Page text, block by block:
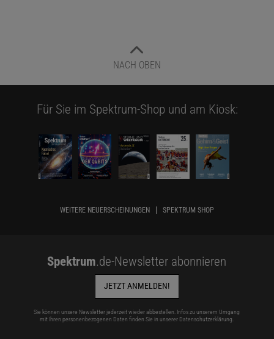
NACH OBEN
Für Sie im Spektrum-Shop und am Kiosk:
WEITERE NEUERSCHEINUNGEN SPEKTRUM SHOP
Spektrum.de-Newsletter abonnieren
JETZT ANMELDEN!
Sie können unsere Newsletter jederzeit wieder abbestellen. Infos zu unserem Umgang
mit Ihren personenbezogenen Daten finden Sie in unserer Datenschutzerklärung.